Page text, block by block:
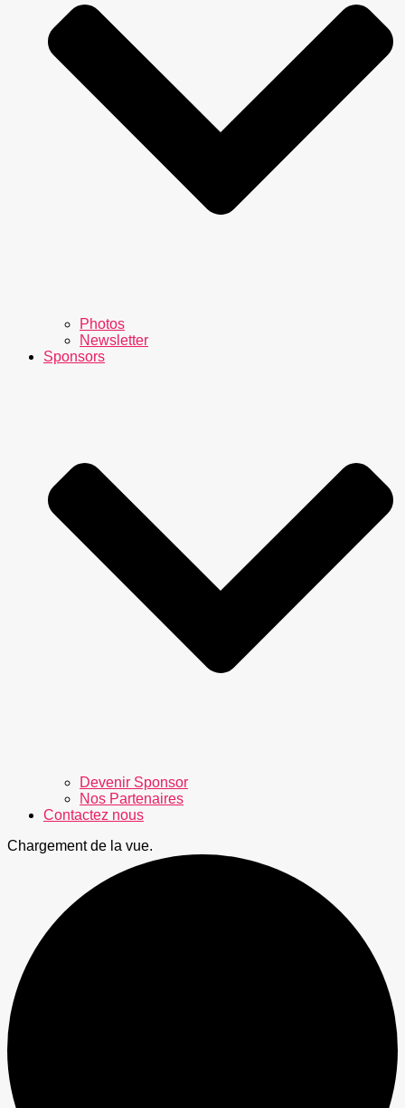
Photos
Newsletter
Sponsors
Devenir Sponsor
Nos Partenaires
Contactez nous
Chargement de la vue.